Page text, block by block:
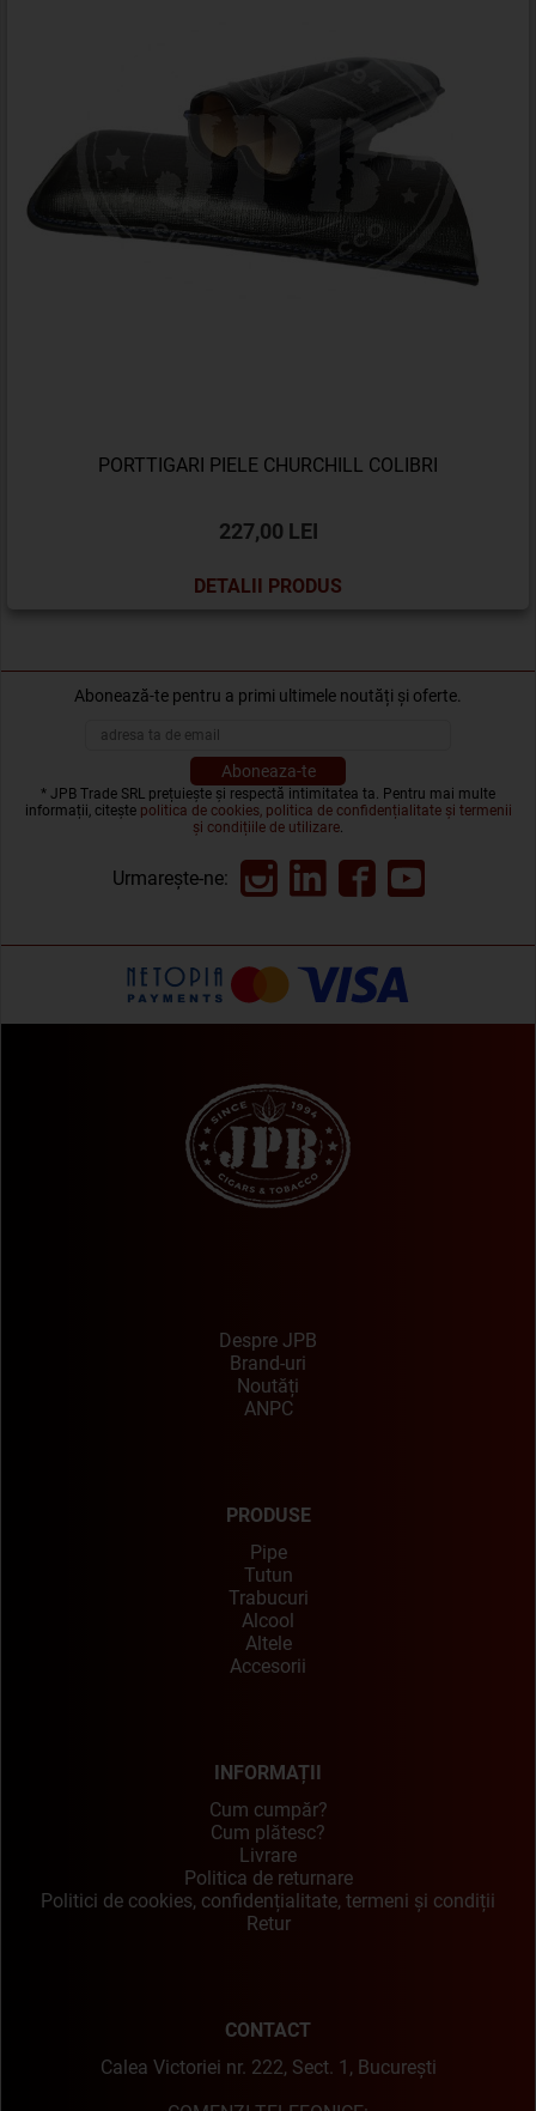
PORTTIGARI PIELE CHURCHILL COLIBRI
227,00 LEI
DETALII PRODUS
Abonează-te pentru a primi ultimele noutăți și oferte.
* JPB Trade SRL prețuiește și respectă intimitatea ta. Pentru mai multe
informații, citește politica de cookies, politica de confidențialitate și termenii
și condițiile de utilizare.
Urmarește-ne:
Despre JPB
Brand-uri
Noutăți
ANPC
PRODUSE
Pipe
Tutun
Trabucuri
Alcool
Altele
Accesorii
INFORMAȚII
Cum cumpăr?
Cum plătesc?
Livrare
Politica de returnare
Politici de cookies, confidențialitate, termeni și condiții
Retur
CONTACT
Calea Victoriei nr. 222, Sect. 1, București